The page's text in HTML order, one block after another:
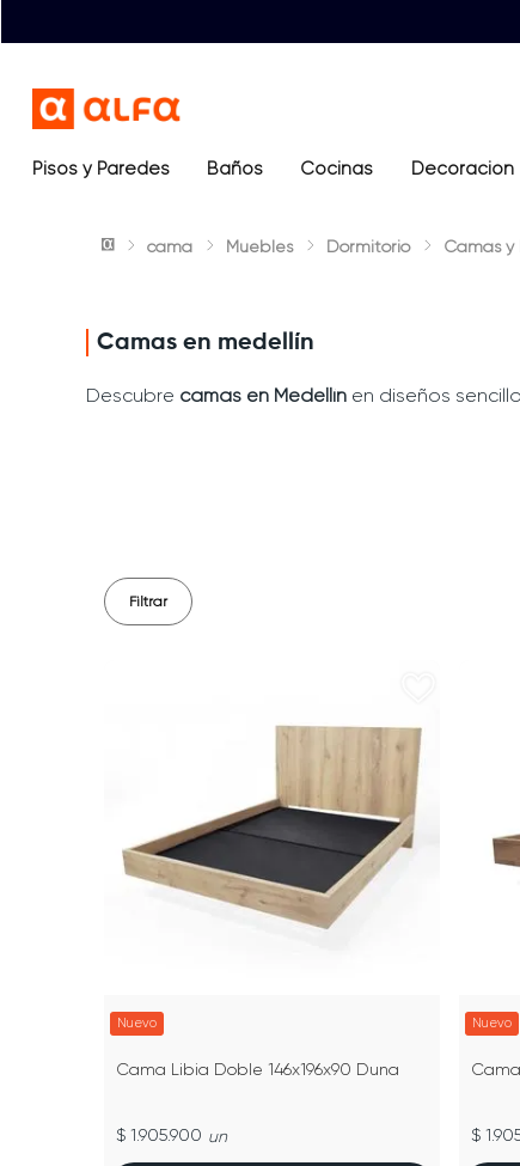
Pisos y Paredes Baños Cocinas Decoración
cama Muebles Dormitorio Camas y
Camas en medellín
Descubre camas en Medellín en diseños
Filtrar
Nuevo
Cama Libia Doble 146x196x90 Duna
$ 1.905.900 un
Nuevo
$
Términos más buscados
2. sanitario
4.